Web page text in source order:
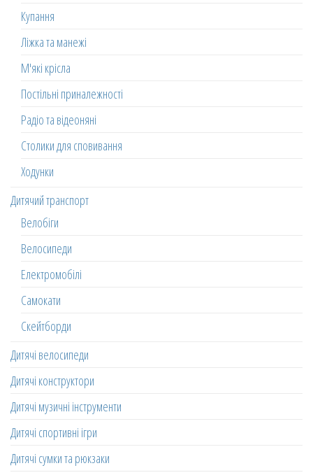
Купання
Ліжка та манежі
М'які крісла
Постільні приналежності
Радіо та відеоняні
Столики для сповивання
Ходунки
Дитячий транспорт
Велобіги
Велосипеди
Електромобілі
Самокати
Скейтборди
Дитячі велосипеди
Дитячі конструктори
Дитячі музичні інструменти
Дитячі спортивні ігри
Дитячі сумки та рюкзаки